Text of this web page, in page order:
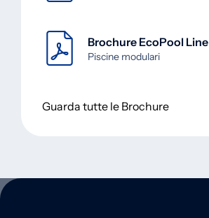
Brochure EcoPool Line
Piscine modulari
Guarda tutte le Brochure